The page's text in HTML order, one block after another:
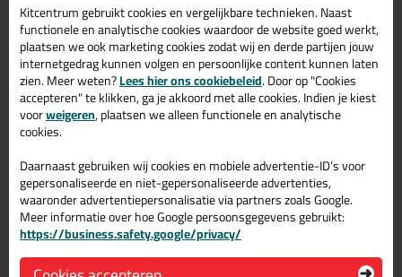
Gerelateerde producten
Kitcentrum gebruikt cookies en vergelijkbare technieken. Naast
functionele en analytische cookies waardoor de website goed werkt,
plaatsen we ook marketing cookies zodat wij en derde partijen jouw
internetgedrag kunnen volgen en persoonlijke content kunnen laten
zien. Meer weten?Lees hier ons cookiebeleid. Door op "Cookies
accepteren" te klikken, ga je akkoord met alle cookies. Indien je kiest
voorweigeren, plaatsen we alleen functionele en analytische
cookies.
Daarnaast gebruiken wij cookies en mobiele advertentie-ID’s voor
gepersonaliseerde en niet-gepersonaliseerde advertenties,
waaronder advertentiepersonalisatie via partners zoals Google.
Meer informatie over hoe Google persoonsgegevens gebruikt:
https://business.safety.google/privacy/